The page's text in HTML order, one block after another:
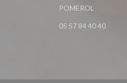
POMEROL
05 57 84 40 40